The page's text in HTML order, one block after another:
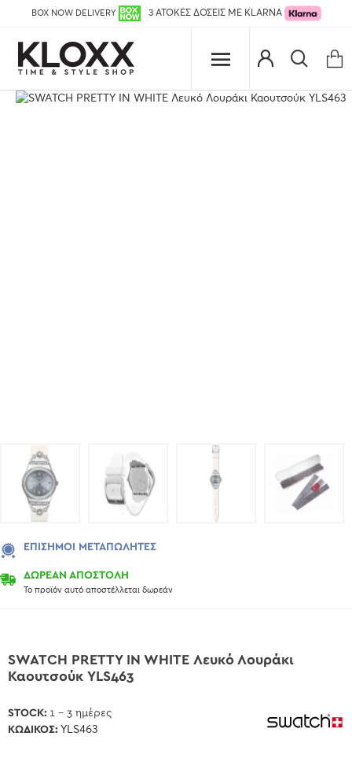
BOX NOW DELIVERY 3 ΑΤΟΚΕΣ ΔΟΣΕΙΣ ΜΕ KLARNA
ΔΩΡΕΑΝ ΑΠΟΣΤΟΛΗ
Το προϊόν αυτό αποστέλλεται δωρεάν
ΕΠΊΣΗΜΟΙ ΜΕΤΑΠΩΛΗΤΈΣ
SWATCH PRETTY IN WHITE Λευκό Λουράκι
Καουτσούκ YLS463
STOCK: 1 - 3 ημέρες
ΚΩΔΙΚΌΣ: YLS463